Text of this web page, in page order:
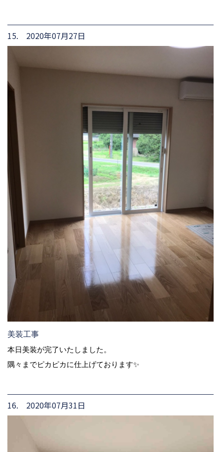
15. 2020年07月27日
美装工事
本日美装が完了いたしました。
隅々までピカピカに仕上げております✨
16. 2020年07月31日